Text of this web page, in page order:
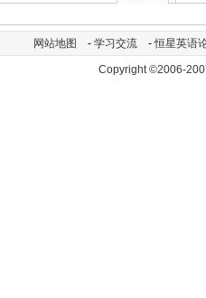
网站地图 - 学习交流 -恒星英语
Copyright ©2006-